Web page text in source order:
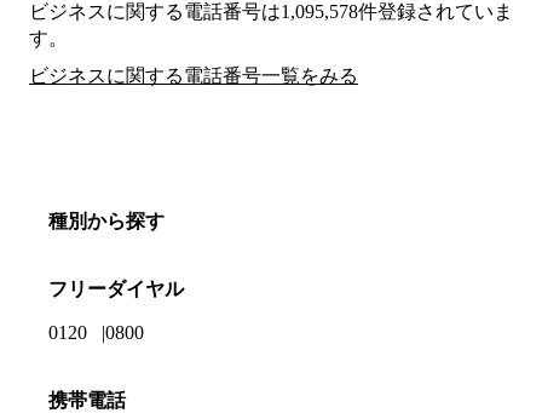
ビジネスに関する電話番号は1,095,578件登録されていま
す。
ビジネスに関する電話番号一覧をみる
種別から探す
フリーダイヤル
0120 0800
携帯電話